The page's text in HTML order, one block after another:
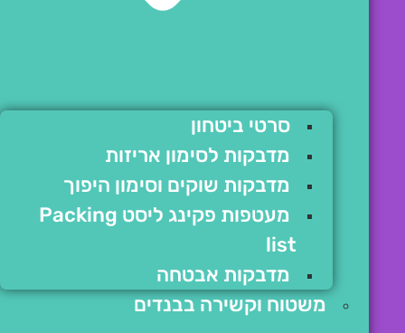
סרטי ביטחון
מדבקות לסימון אריזות
מדבקות שוקים וסימון היפוך
מעטפות פקינג ליסט Packing
list
מדבקות אבטחה
משטוח וקשירה בבנדים